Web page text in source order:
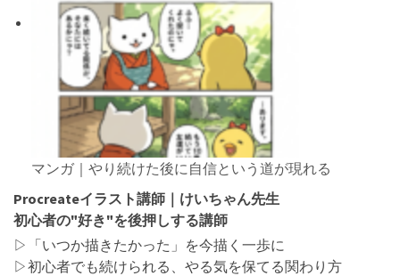
マンガ｜やり続けた後に自信という道が現れる
Procreateイラスト講師｜けいちゃん先生
初心者の"好き"を後押しする講師
▷「いつか描きたかった」を今描く一歩に
▷初心者でも続けられる、やる気を保てる関わり方